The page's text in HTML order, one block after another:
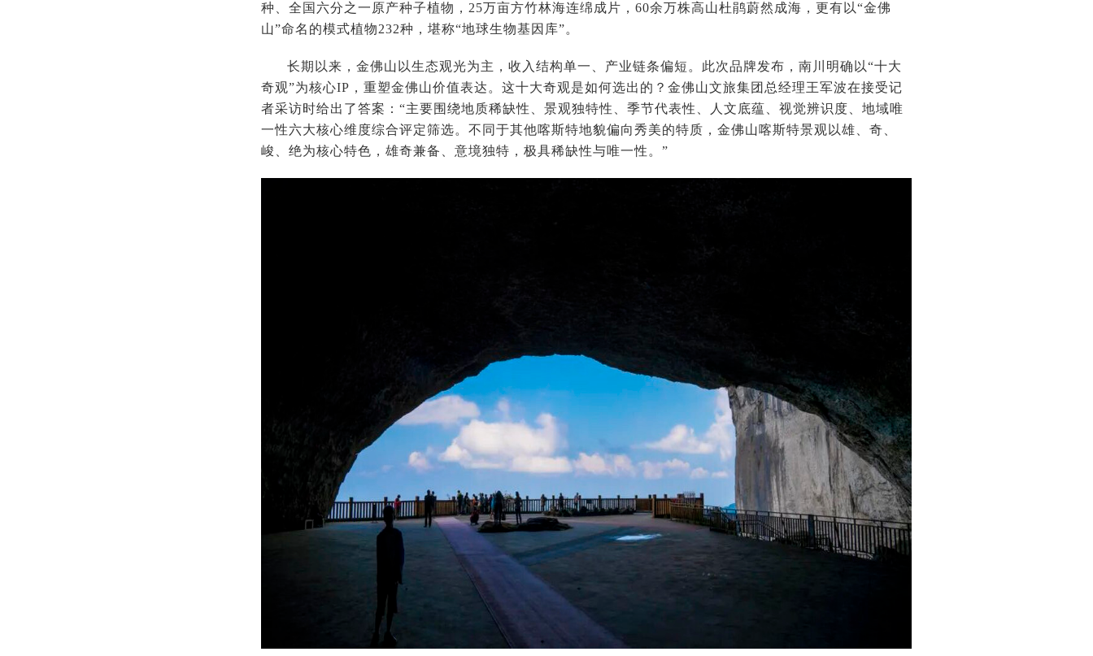
种、全国六分之一原产种子植物，25万亩方竹林海连绵成片，60余万株高山杜鹃蔚然成海，更有以“金佛
山”命名的模式植物232种，堪称“地球生物基因库”。
长期以来，金佛山以生态观光为主，收入结构单一、产业链条偏短。此次品牌发布，南川明确以“十大
奇观”为核心IP，重塑金佛山价值表达。这十大奇观是如何选出的？金佛山文旅集团总经理王军波在接受记
者采访时给出了答案：“主要围绕地质稀缺性、景观独特性、季节代表性、人文底蕴、视觉辨识度、地域唯
一性六大核心维度综合评定筛选。不同于其他喀斯特地貌偏向秀美的特质，金佛山喀斯特景观以雄、奇、
峻、绝为核心特色，雄奇兼备、意境独特，极具稀缺性与唯一性。”